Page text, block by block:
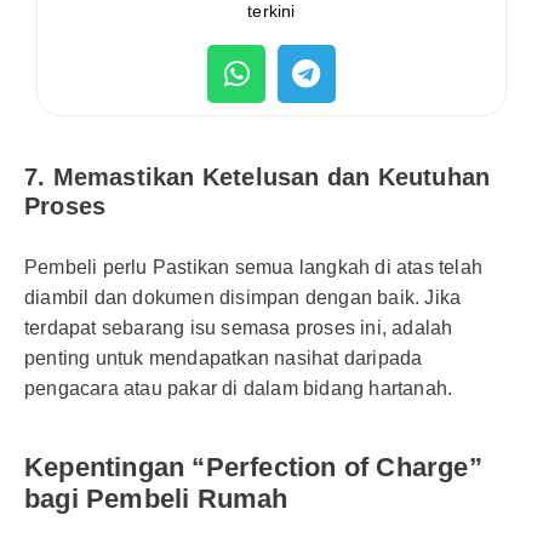
terkini
7. Memastikan Ketelusan dan Keutuhan
Proses
Pembeli perlu Pastikan semua langkah di atas telah
diambil dan dokumen disimpan dengan baik. Jika
terdapat sebarang isu semasa proses ini, adalah
penting untuk mendapatkan nasihat daripada
pengacara atau pakar di dalam bidang hartanah.
Kepentingan “Perfection of Charge”
bagi Pembeli Rumah